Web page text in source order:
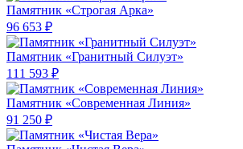
Памятник «Строгая Арка»
96 653 ₽
Памятник «Гранитный Силуэт»
111 593 ₽
Памятник «Современная Линия»
91 250 ₽